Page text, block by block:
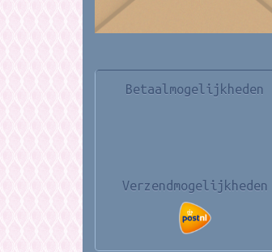
Betaalmogelijkheden
Verzendmogelijkheden